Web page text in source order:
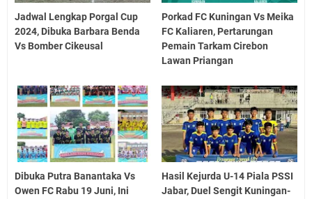
Jadwal Lengkap Porgal Cup
2024, Dibuka Barbara Benda
Vs Bomber Cikeusal
Porkad FC Kuningan Vs Meika
FC Kaliaren, Pertarungan
Pemain Tarkam Cirebon
Lawan Priangan
Dibuka Putra Banantaka Vs
Owen FC Rabu 19 Juni, Ini
Hasil Kejurda U-14 Piala PSSI
Jabar, Duel Sengit Kuningan-